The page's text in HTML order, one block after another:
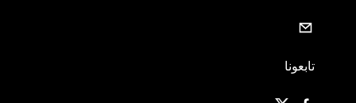
تابعونا